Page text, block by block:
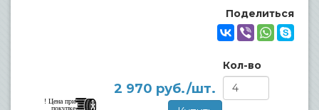
Поделиться
! Цена при
покупке
2 970 руб./шт.
Кол-во